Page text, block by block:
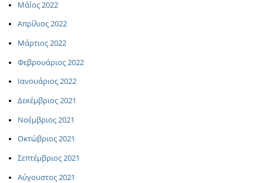
ΜάΪος 2022
Απρίλιος 2022
Μάρτιος 2022
Φεβρουάριος 2022
Ιανουάριος 2022
Δεκέμβριος 2021
Νοέμβριος 2021
Οκτώβριος 2021
Σεπτέμβριος 2021
Αύγουστος 2021